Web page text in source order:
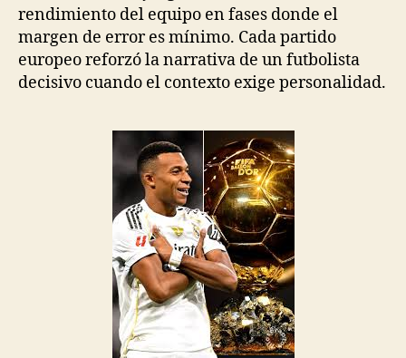
rendimiento del equipo en fases donde el
margen de error es mínimo. Cada partido
europeo reforzó la narrativa de un futbolista
decisivo cuando el contexto exige personalidad.